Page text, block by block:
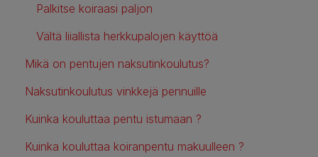
Palkitse koiraasi paljon
Vältä liiallista herkkupalojen käyttöä
Mikä on pentujen naksutinkoulutus?
Naksutinkoulutus vinkkejä pennuille
Kuinka kouluttaa pentu istumaan ?
Kuinka kouluttaa koiranpentu makuulleen ?